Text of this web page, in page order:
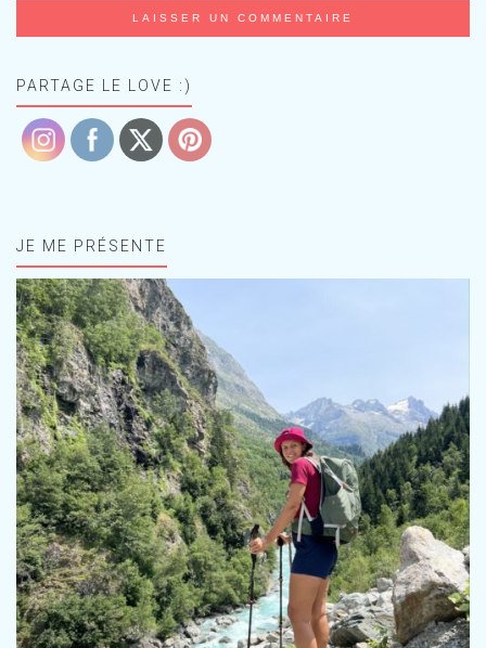
PARTAGE LE LOVE :)
JE ME PRÉSENTE